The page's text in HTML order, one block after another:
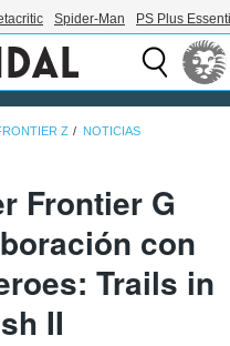
Spider-Man PS Plus
Z NOTICIAS
Frontier G
con
Trails in
II